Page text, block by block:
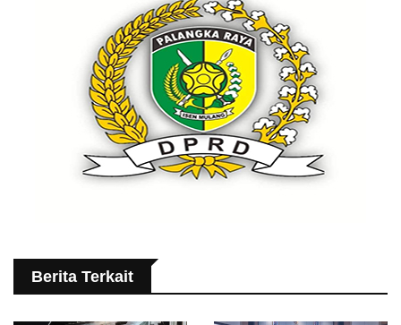
Berita Terkait